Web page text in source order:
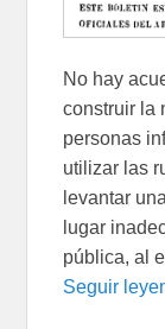
No hay
construir la
personas
utilizar las
levantar
lugar
pública, al
Seguir